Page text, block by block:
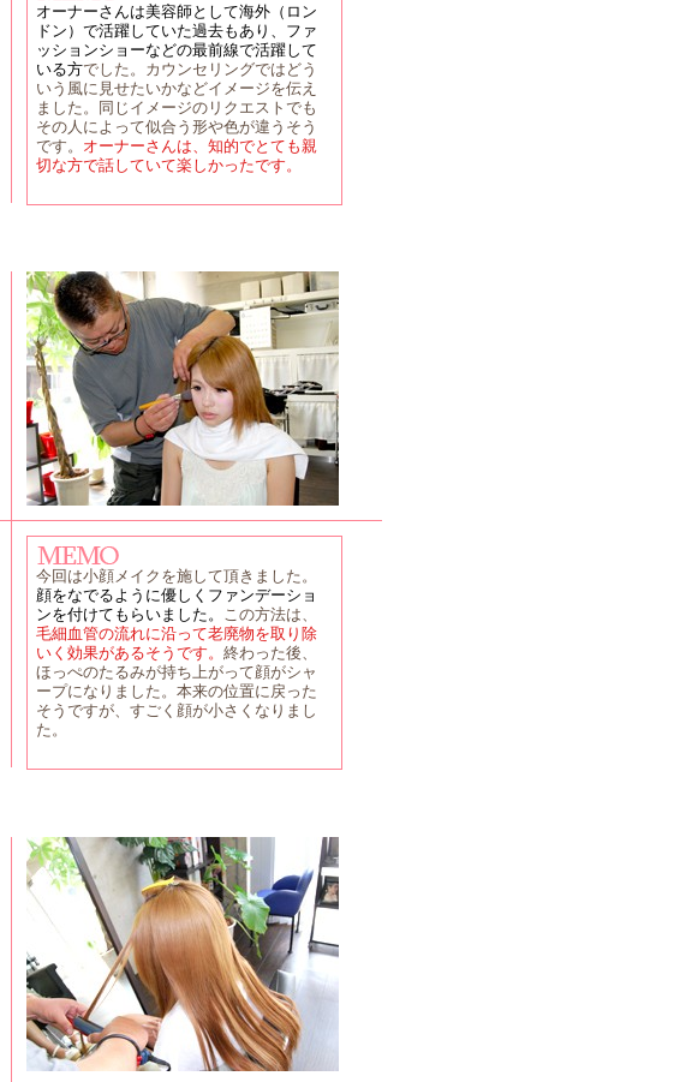
オーナーさんは美容師として海外（ロン
ドン）で活躍していた過去もあり、ファ
ッションショーなどの最前線で活躍して
いる方でした。カウンセリングではどう
いう風に見せたいかなどイメージを伝え
ました。同じイメージのリクエストでも
その人によって似合う形や色が違うそう
です。 オーナーさんは、知的でとても親
切な方で話していて楽しかったです。
今回は小顔メイクを施して頂きました。
顔をなでるように優しくファンデーショ
ンを付けてもらいました。 この方法は、
毛細血管の流れに沿って老廃物を取り除
いく効果があるそうです。 終わった後、
ほっぺのたるみが持ち上がって顔がシャ
ープになりました。本来の位置に戻った
そうですが、すごく顔が小さくなりまし
た。